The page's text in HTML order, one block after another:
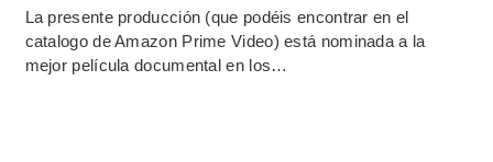
La presente producción (que podéis encontrar en el
catalogo de Amazon Prime Video) está nominada a la
mejor película documental en los…